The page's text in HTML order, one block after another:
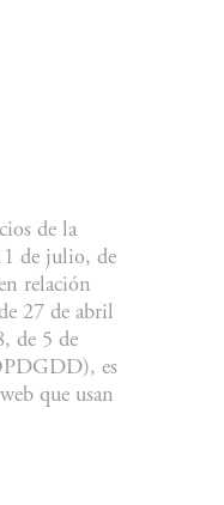
de la
de julio, de
relación
27 de abril
de 5 de
es
que usan